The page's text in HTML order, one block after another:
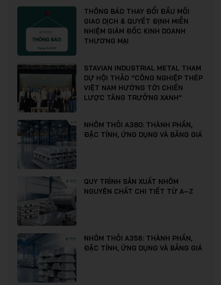
THÔNG BÁO THAY ĐỔI ĐẦU MỐI
GIAO DỊCH & QUYẾT ĐỊNH MIỄN
NHIỆM GIÁM ĐỐC KINH DOANH
THƯƠNG MẠI
STAVIAN INDUSTRIAL METAL THAM
DỰ HỘI THẢO “CÔNG NGHIỆP THÉP
VIỆT NAM HƯỚNG TỚI CHIẾN
LƯỢC TĂNG TRƯỞNG XANH”
NHÔM THỎI A380: THÀNH PHẦN,
ĐẶC TÍNH, ỨNG DỤNG VÀ BẢNG GIÁ
QUY TRÌNH SẢN XUẤT NHÔM
NGUYÊN CHẤT CHI TIẾT TỪ A–Z
NHÔM THỎI A356: THÀNH PHẦN,
ĐẶC TÍNH, ỨNG DỤNG VÀ BẢNG GIÁ